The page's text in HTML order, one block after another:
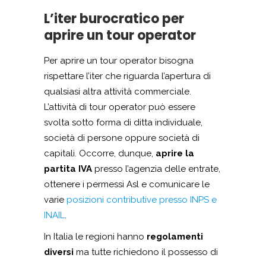
L’iter burocratico per
aprire un tour operator
Per aprire un tour operator bisogna
rispettare l’iter che riguarda l’apertura di
qualsiasi altra attività commerciale.
L’attività di tour operator può essere
svolta sotto forma di ditta individuale,
società di persone oppure società di
capitali. Occorre, dunque, aprire la
partita IVA presso l’agenzia delle entrate,
ottenere i permessi Asl e comunicare le
varie posizioni contributive presso INPS e
INAIL.
In Italia le regioni hanno regolamenti
diversi ma tutte richiedono il possesso di